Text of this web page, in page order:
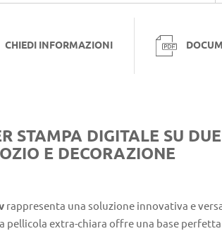
CHIEDI INFORMAZIONI
STAMPA DIGITALE SU
E DECORAZIONE
rappresenta una soluzione innovativa e
pellicola extra-chiara offre una base